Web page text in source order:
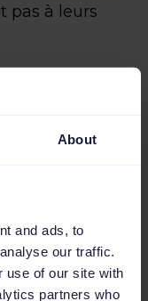
About
and ads, to
our traffic.
use of our site with
partners who
pas à leurs
génération Z
un produit
à une